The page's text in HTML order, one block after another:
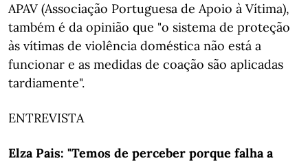
APAV (Associação Portuguesa de Apoio à Vítima),
também é da opinião que "o sistema de proteção
às vítimas de violência doméstica não está a
funcionar e as medidas de coação são aplicadas
tardiamente".
ENTREVISTA
Elza Pais: "Temos de perceber porque falha a